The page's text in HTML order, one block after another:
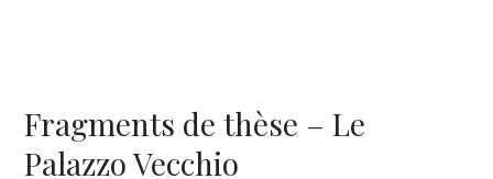
Fragments de thèse – Le
Palazzo Vecchio